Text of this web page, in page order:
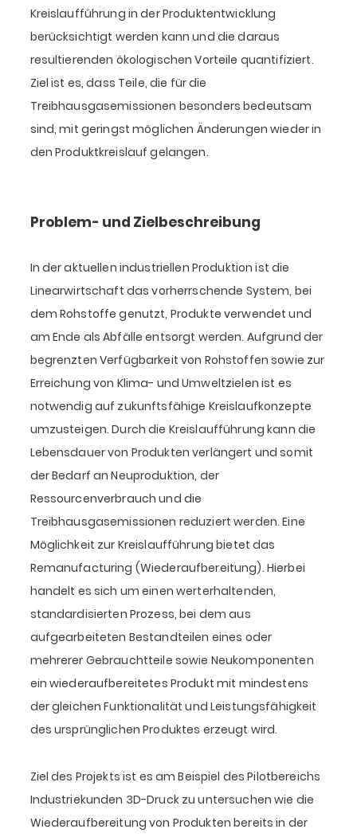
Kreislaufführung in der Produktentwicklung
berücksichtigt werden kann und die daraus
resultierenden ökologischen Vorteile quantifiziert.
Ziel ist es, dass Teile, die für die
Treibhausgasemissionen besonders bedeutsam
sind, mit geringst möglichen Änderungen wieder in
den Produktkreislauf gelangen.
Problem- und Zielbeschreibung
In der aktuellen industriellen Produktion ist die
Linearwirtschaft das vorherrschende System, bei
dem Rohstoffe genutzt, Produkte verwendet und
am Ende als Abfälle entsorgt werden. Aufgrund der
begrenzten Verfügbarkeit von Rohstoffen sowie zur
Erreichung von Klima- und Umweltzielen ist es
notwendig auf zukunftsfähige Kreislaufkonzepte
umzusteigen. Durch die Kreislaufführung kann die
Lebensdauer von Produkten verlängert und somit
der Bedarf an Neuproduktion, der
Ressourcenverbrauch und die
Treibhausgasemissionen reduziert werden. Eine
Möglichkeit zur Kreislaufführung bietet das
Remanufacturing (Wiederaufbereitung). Hierbei
handelt es sich um einen werterhaltenden,
standardisierten Prozess, bei dem aus
aufgearbeiteten Bestandteilen eines oder
mehrerer Gebrauchtteile sowie Neukomponenten
ein wiederaufbereitetes Produkt mit mindestens
der gleichen Funktionalität und Leistungsfähigkeit
des ursprünglichen Produktes erzeugt wird.
Ziel des Projekts ist es am Beispiel des Pilotbereichs
Industriekunden 3D-Druck zu untersuchen wie die
Wiederaufbereitung von Produkten bereits in der